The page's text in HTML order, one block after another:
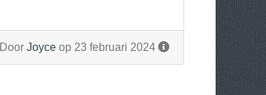
Door Joyce op 23 februari 2024